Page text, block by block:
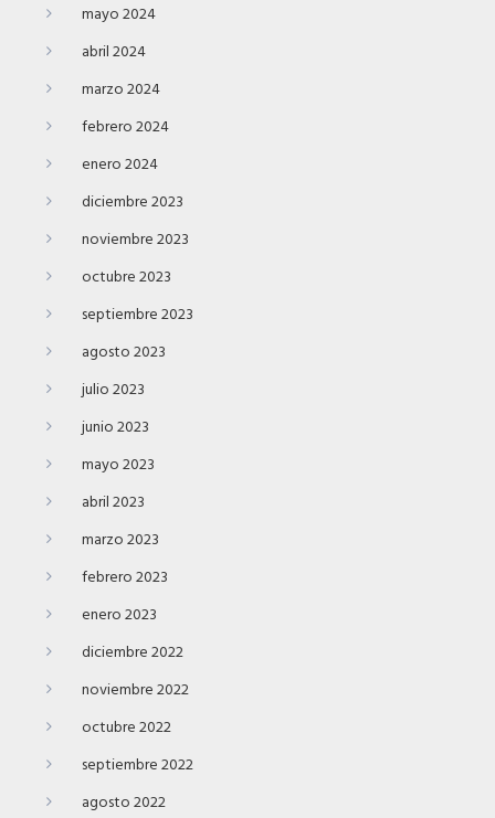
mayo 2024
abril 2024
marzo 2024
febrero 2024
enero 2024
diciembre 2023
noviembre 2023
octubre 2023
septiembre 2023
agosto 2023
julio 2023
junio 2023
mayo 2023
abril 2023
marzo 2023
febrero 2023
enero 2023
diciembre 2022
noviembre 2022
octubre 2022
septiembre 2022
agosto 2022